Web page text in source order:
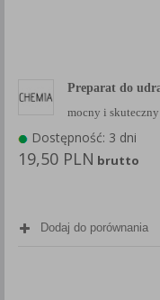
Preparat do
mocny i
Dostępność: 3 dni
19,50 PLN brutto
Dodaj do porównania